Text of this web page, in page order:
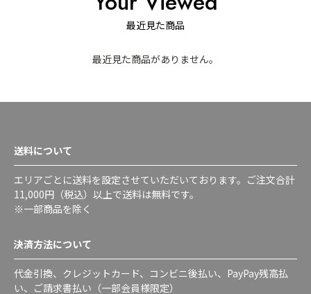
最近見た商品
最近見た商品がありません。
送料について
エリアごとに送料を設定させていただいております。ご注文合計
11,000円（税込）以上で送料は無料です。
※一部商品を除く
決済方法について
代金引換、クレジットカード、コンビニ後払い、PayPay残高払
い、ご請求書払い（一部会員様限定）